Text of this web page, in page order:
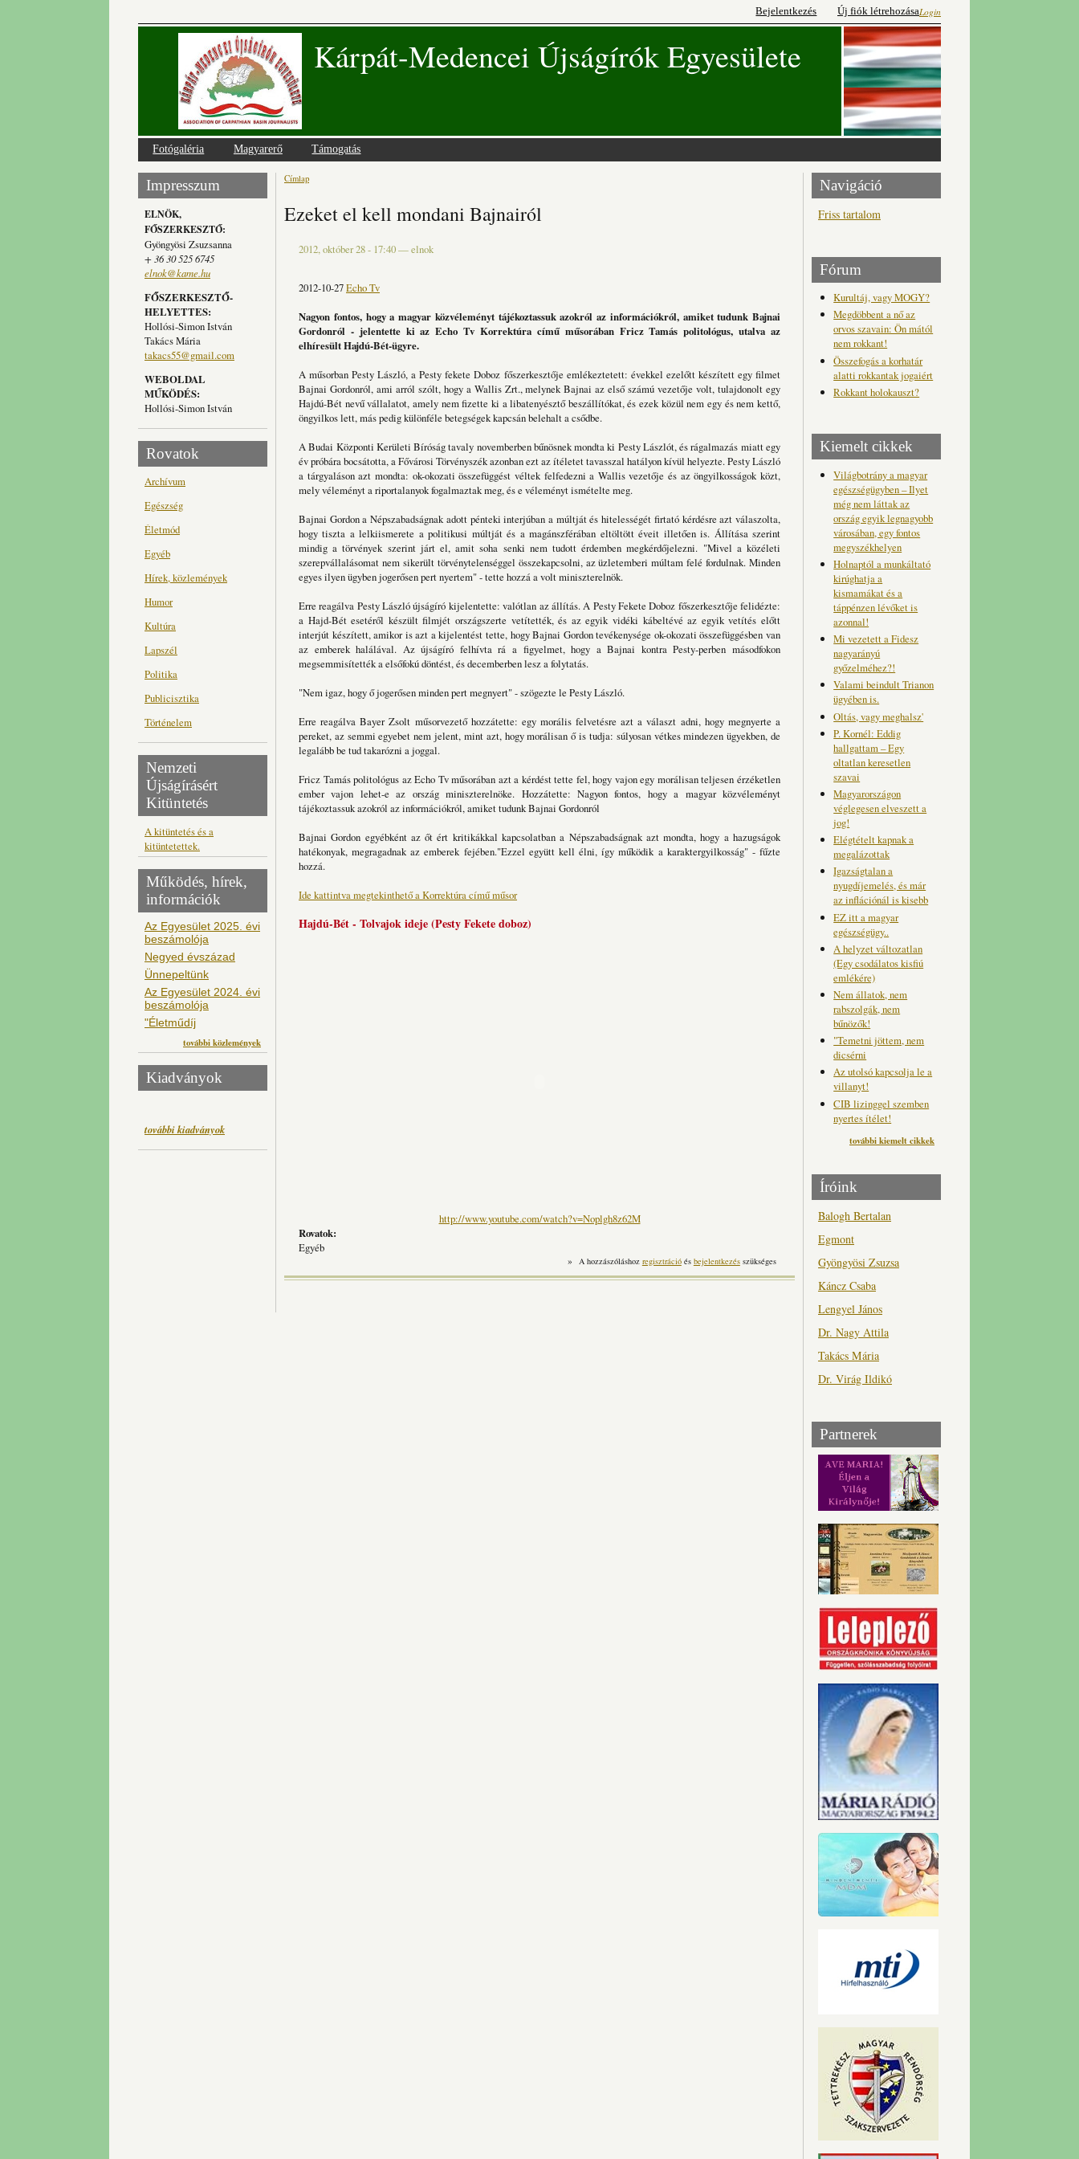
Login
Bejelentkezés Új fiók létrehozása
Kárpát-Medencei Újságírók Egyesülete
Fotógaléria Magyarerő Támogatás
Impresszum
ELNÖK,
FŐSZERKESZTŐ:
Gyöngyösi Zsuzsanna
+ 36 30 525 6745
elnok@kame.hu
FŐSZERKESZTŐ-
HELYETTES:
Hollósi-Simon István
Takács Mária
takacs55@gmail.com
WEBOLDAL
MŰKÖDÉS:
Hollósi-Simon István
Rovatok
Archívum
Egészség
Életmód
Egyéb
Hírek, közlemények
Humor
Kultúra
Lapszél
Politika
Publicisztika
Történelem
Nemzeti
Újságírásért
Kitüntetés
A kitüntetés és a
kitüntetettek.
Működés, hírek,
információk
Az Egyesület 2025. évi
beszámolója
Negyed évszázad
Ünnepeltünk
Az Egyesület 2024. évi
beszámolója
"Életműdíj
további közlemények
Kiadványok
további kiadványok
Jelenlegi hely
Címlap
Ezeket el kell mondani Bajnairól
2012, október 28 - 17:40—elnok
2012-10-27Echo Tv
Nagyon fontos, hogy a magyar közvéleményt tájékoztassuk azokról az információkról, amiket tudunk Bajnai
Gordonról - jelentette ki az Echo Tv Korrektúra című műsorában Fricz Tamás politológus, utalva az
elhíresült Hajdú-Bét-ügyre.
A műsorban Pesty László, a Pesty fekete Doboz főszerkesztője emlékeztetett: évekkel ezelőtt készített egy filmet
Bajnai Gordonról, ami arról szólt, hogy a Wallis Zrt., melynek Bajnai az első számú vezetője volt, tulajdonolt egy
Hajdú-Bét nevű vállalatot, amely nem fizette ki a libatenyésztő beszállítókat, és ezek közül nem egy és nem kettő,
öngyilkos lett, más pedig különféle betegségek kapcsán belehalt a csődbe.
A Budai Központi Kerületi Bíróság tavaly novemberben bűnösnek mondta ki Pesty Lászlót, és rágalmazás miatt egy
év próbára bocsátotta, a Fővárosi Törvényszék azonban ezt az ítéletet tavasszal hatályon kívül helyezte. Pesty László
a tárgyaláson azt mondta: ok-okozati összefüggést véltek felfedezni a Wallis vezetője és az öngyilkosságok közt,
mely véleményt a riportalanyok fogalmaztak meg, és e véleményt ismételte meg.
Bajnai Gordon a Népszabadságnak adott pénteki interjúban a múltját és hitelességét firtató kérdésre azt válaszolta,
hogy tiszta a lelkiismerete a politikusi múltját és a magánszférában eltöltött éveit illetően is. Állítása szerint
mindig a törvények szerint járt el, amit soha senki nem tudott érdemben megkérdőjelezni. "Mivel a közéleti
szerepvállalásomat nem sikerült törvénytelenséggel összekapcsolni, az üzletemberi múltam felé fordulnak. Minden
egyes ilyen ügyben jogerősen pert nyertem" - tette hozzá a volt miniszterelnök.
Erre reagálva Pesty László újságíró kijelentette: valótlan az állítás. A Pesty Fekete Doboz főszerkesztője felidézte:
a Hajd-Bét esetéről készült filmjét országszerte vetítették, és az egyik vidéki kábeltévé az egyik vetítés előtt
interjút készített, amikor is azt a kijelentést tette, hogy Bajnai Gordon tevékenysége ok-okozati összefüggésben van
az emberek halálával. Az újságíró felhívta rá a figyelmet, hogy a Bajnai kontra Pesty-perben másodfokon
megsemmisítették a elsőfokú döntést, és decemberben lesz a folytatás.
"Nem igaz, hogy ő jogerősen minden pert megnyert" - szögezte le Pesty László.
Erre reagálva Bayer Zsolt műsorvezető hozzátette: egy morális felvetésre azt a választ adni, hogy megnyerte a
pereket, az semmi egyebet nem jelent, mint azt, hogy morálisan ő is tudja: súlyosan vétkes mindezen ügyekben, de
legalább be tud takarózni a joggal.
Fricz Tamás politológus az Echo Tv műsorában azt a kérdést tette fel, hogy vajon egy morálisan teljesen érzéketlen
ember vajon lehet-e az ország miniszterelnöke. Hozzátette: Nagyon fontos, hogy a magyar közvéleményt
tájékoztassuk azokról az információkról, amiket tudunk Bajnai Gordonról
Bajnai Gordon egyébként az őt ért kritikákkal kapcsolatban a Népszabadságnak azt mondta, hogy a hazugságok
hatékonyak, megragadnak az emberek fejében."Ezzel együtt kell élni, így működik a karaktergyilkosság" - fűzte
hozzá.
Ide kattintva megtekinthető a Korrektúra című műsor
Hajdú-Bét - Tolvajok ideje (Pesty Fekete doboz)
http://www.youtube.com/watch?v=Noplgh8z62M
Rovatok:
Egyéb
» A hozzászóláshoz regisztrációés bejelentkezésszükséges
Navigáció
Friss tartalom
Fórum
Kurultáj, vagy MOGY?
Megdöbbent a nő az
orvos szavain: Ön mától
nem rokkant!
Összefogás a korhatár
alatti rokkantak jogaiért
Rokkant holokauszt?
Kiemelt cikkek
Világbotrány a magyar
egészségügyben – Ilyet
még nem láttak az
ország egyik legnagyobb
városában, egy fontos
megyszékhelyen
Holnaptól a munkáltató
kirúghatja a
kismamákat és a
táppénzen lévőket is
azonnal!
Mi vezetett a Fidesz
nagyarányú
győzelméhez?!
Valami beindult Trianon
ügyében is.
Oltás, vagy meghalsz'
P. Kornél: Eddig
hallgattam – Egy
oltatlan keresetlen
szavai
Magyarországon
véglegesen elveszett a
jog!
Elégtételt kapnak a
megalázottak
Igazságtalan a
nyugdíjemelés, és már
az inflációnál is kisebb
EZ itt a magyar
egészségügy..
A helyzet változatlan
(Egy csodálatos kisfiú
emlékére)
Nem állatok, nem
rabszolgák, nem
bűnözők!
"Temetni jöttem, nem
dicsérni
Az utolsó kapcsolja le a
villanyt!
CIB lizinggel szemben
nyertes ítélet!
további kiemelt cikkek
Íróink
Balogh Bertalan
Egmont
Gyöngyösi Zsuzsa
Káncz Csaba
Lengyel János
Dr. Nagy Attila
Takács Mária
Dr. Virág Ildikó
Partnerek